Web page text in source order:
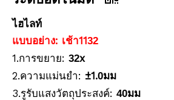
ไฮไลท์
แบบอย่าง: เช้า1132
1.การขยาย: 32x
2.ความแม่นยำ: ±1.0มม
3.รูรับแสงวัตถุประสงค์: 40มม